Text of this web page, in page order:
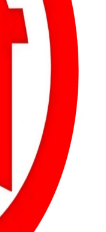
रही है।
अवलोकन किया।
थी और गुणवत्तापूर्ण
कोबी (पक्षियों के